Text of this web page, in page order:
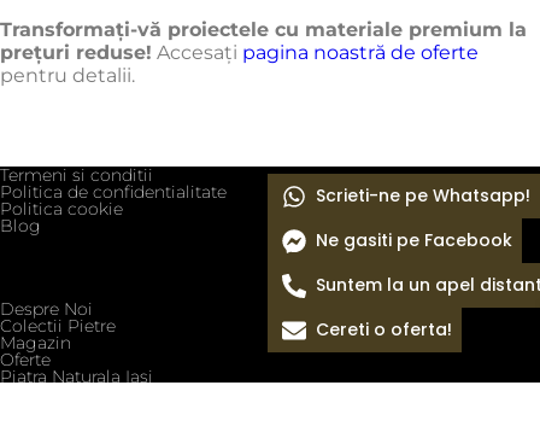
Transformați-vă proiectele cu materiale premium la
prețuri reduse! Accesați pagina noastră de oferte
pentru detalii.
Termeni si conditii
Politica de confidentialitate
Politica cookie
Blog
Despre Noi
Colectii Pietre
Magazin
Oferte
Piatra Naturala Iasi
Scrieti-ne pe Whatsapp!
Ne gasiti pe Facebook
Suntem la un apel
Cereti o oferta!